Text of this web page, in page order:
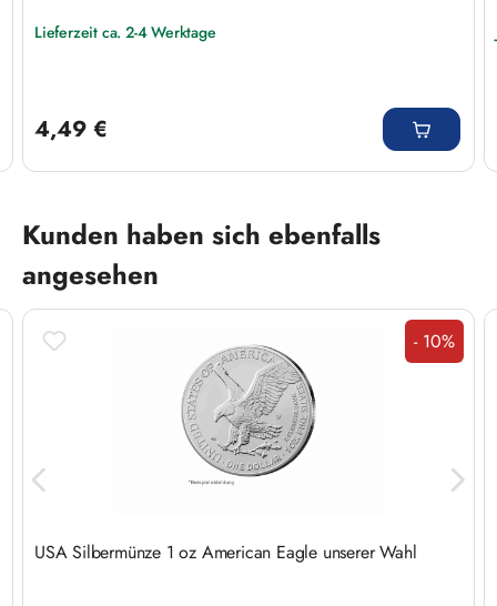
Lieferzeit ca. 2-4 Werktage
4,49 €
Produktgalerie überspringen
Kunden haben sich ebenfalls
angesehen
Rabatt
- 10%
USA Silbermünze 1 oz American Eagle unserer Wahl